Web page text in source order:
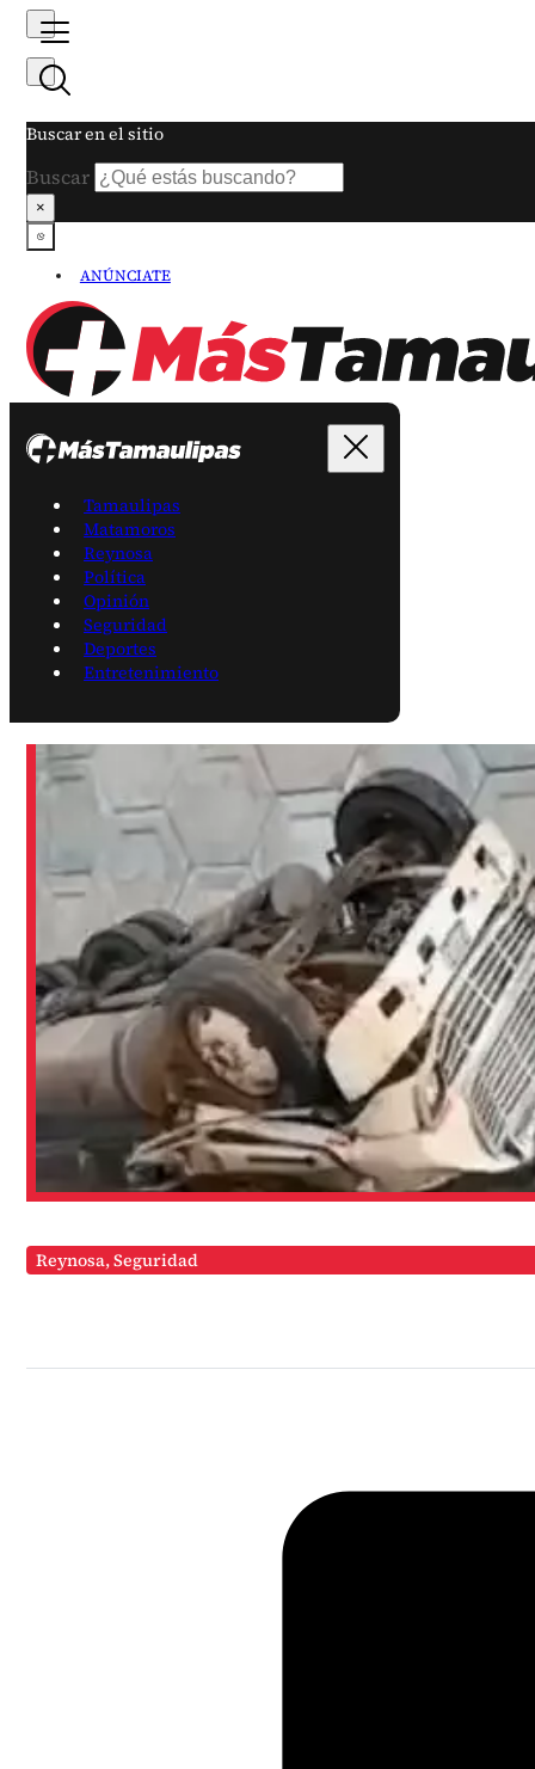
Buscar en el sitio
Buscar
×
ANÚNCIATE
Tamaulipas
Matamoros
Reynosa
Política
Opinión
Seguridad
Deportes
Entretenimiento
Reynosa,Seguridad